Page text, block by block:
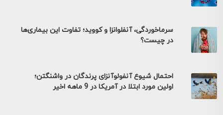
سرماخوردگی، آنفلوانزا و کووید؛ تفاوت این بیماری‌ها
در چیست؟
احتمال شیوع آنفولوآنزای پرندگان در واشنگتن؛
اولین مورد ابتلا در آمریکا در 9 ماهه اخیر